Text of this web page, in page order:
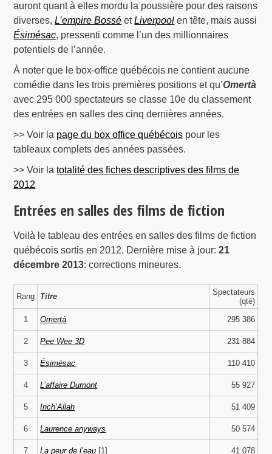
auront quant à elles mordu la poussière pour des raisons
diverses,L’empire Bossé etLiverpool en tête, mais aussi
Ésimésac, pressenti comme l’un des millionnaires
potentiels de l’année.
À noter que le box-office québécois ne contient aucune
comédie dans les trois premières positions et qu’Omertà
avec 295 000 spectateurs se classe 10e du classement
des entrées en salles des cinq dernières années.
>> Voir la page du box office québécois pour les
tableaux complets des années passées.
>> Voir latotalité des fiches descriptives des films de
2012
Entrées en salles des films de fiction
Voilà le tableau des entrées en salles des films de fiction
québécois sortis en 2012. Dernière mise à jour:21
décembre 2013: corrections mineures.
Rang Titre
Spectateurs
(qté)
1
Omertà 295 386
2 Pee Wee 3D 231 884
3 Ésimésac 110 410
4 L’affaire Dumont 55 927
5 Inch’Allah 51 409
6 Laurence anyways 50 574
7 La peur de l’eau [1] 41 078